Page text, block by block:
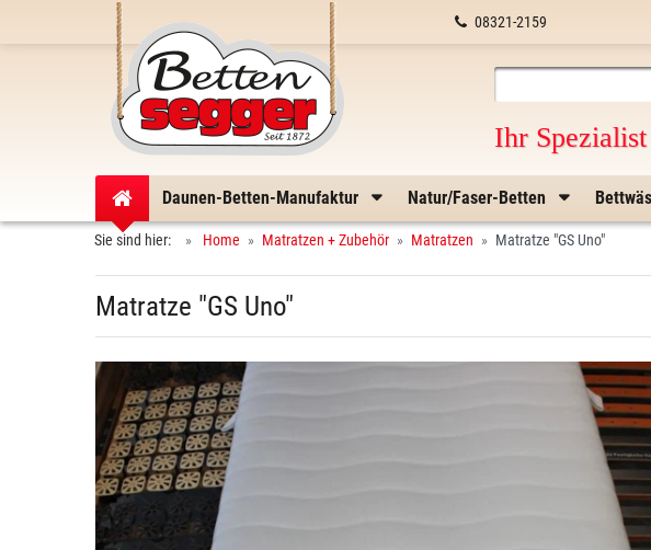
08321-2159
Ihr
Daunen-Betten-Manufaktur Natur/Faser-Betten
Sie sind hier: Home Matratzen + Zubehör Matratzen Matratze "GS Uno"
Matratze "GS Uno"